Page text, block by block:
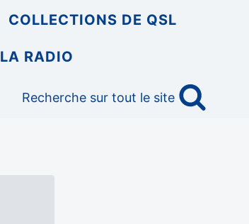
COLLECTIONS DE QSL
RADIO
Recherche sur tout le site